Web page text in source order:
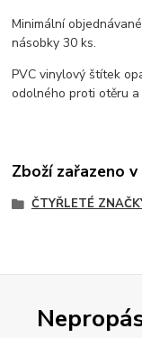
Minimální
násobky 30 ks.
PVC vinylový štítek
odolného proti otěru
Zboží zařazeno
ČTYŘLETÉ